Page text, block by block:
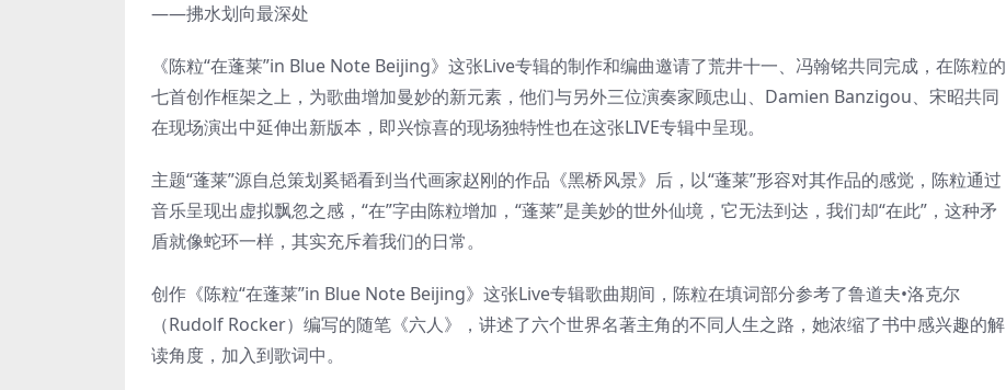
——拂水划向最深处
《陈粒“在蓬莱”in Blue Note Beijing》这张Live专辑的制作和编曲邀请了荒井十一、冯翰铭共同完成，在陈粒的
七首创作框架之上，为歌曲增加曼妙的新元素，他们与另外三位演奏家顾忠山、Damien Banzigou、宋昭共同
在现场演出中延伸出新版本，即兴惊喜的现场独特性也在这张LIVE专辑中呈现。
主题“蓬莱”源自总策划奚韬看到当代画家赵刚的作品《黑桥风景》后，以“蓬莱”形容对其作品的感觉，陈粒通过
音乐呈现出虚拟飘忽之感，“在”字由陈粒增加，“蓬莱”是美妙的世外仙境，它无法到达，我们却“在此”，这种矛
盾就像蛇环一样，其实充斥着我们的日常。
创作《陈粒“在蓬莱”in Blue Note Beijing》这张Live专辑歌曲期间，陈粒在填词部分参考了鲁道夫•洛克尔
（Rudolf Rocker）编写的随笔《六人》，讲述了六个世界名著主角的不同人生之路，她浓缩了书中感兴趣的解
读角度，加入到歌词中。